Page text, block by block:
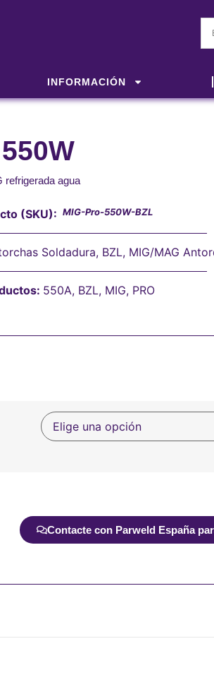
INFORMACIÓN
refrigerada agua
(SKU):MIG-Pro-550W-BZL
Soldadura, BZL, MIG/MAG
550A, BZL, MIG, PRO
Contacte con Parweld España